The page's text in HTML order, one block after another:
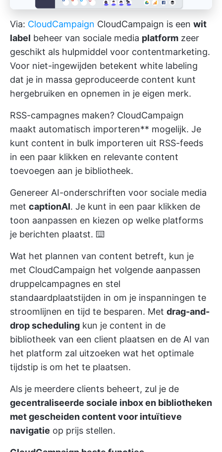
Via: CloudCampaign CloudCampaign is een wit
label beheer van sociale media platform zeer
geschikt als hulpmiddel voor contentmarketing.
Voor niet-ingewijden betekent white labeling
dat je in massa geproduceerde content kunt
hergebruiken en opnemen in je eigen merk.
RSS-campagnes maken? CloudCampaign
maakt automatisch importeren** mogelijk. Je
kunt content in bulk importeren uit RSS-feeds
in een paar klikken en relevante content
toevoegen aan je bibliotheek.
Genereer AI-onderschriften voor sociale media
met captionAI. Je kunt in een paar klikken de
toon aanpassen en kiezen op welke platforms
je berichten plaatst. ⌨️
Wat het plannen van content betreft, kun je
met CloudCampaign het volgende aanpassen
druppelcampagnes en stel
standaardplaatstijden in om je inspanningen te
stroomlijnen en tijd te besparen. Met drag-and-
drop scheduling kun je content in de
bibliotheek van een client plaatsen en de AI van
het platform zal uitzoeken wat het optimale
tijdstip is om het te plaatsen.
Als je meerdere clients beheert, zul je de
gecentraliseerde sociale inbox en bibliotheken
met gescheiden content voor intuïtieve
navigatie op prijs stellen.